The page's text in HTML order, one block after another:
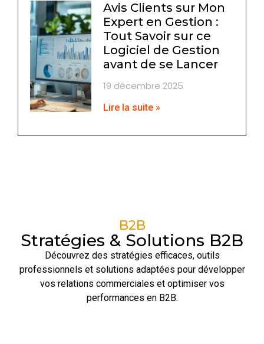
Avis Clients sur Mon
Expert en Gestion :
Tout Savoir sur ce
Logiciel de Gestion
avant de se Lancer
19 décembre 2025
Lire la suite »
B2B
Stratégies & Solutions B2B
Découvrez des stratégies efficaces, outils
professionnels et solutions adaptées pour développer
vos relations commerciales et optimiser vos
performances en B2B.